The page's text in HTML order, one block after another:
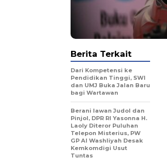
Berita Terkait
Dari Kompetensi ke
Pendidikan Tinggi, SWI
dan UMJ Buka Jalan Baru
bagi Wartawan
Berani lawan Judol dan
Pinjol, DPR RI Yasonna H.
Laoly Diteror Puluhan
Telepon Misterius, PW
GP Al Washliyah Desak
Kemkomdigi Usut
Tuntas